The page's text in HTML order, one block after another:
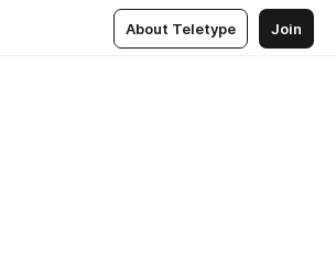
About Teletype Join